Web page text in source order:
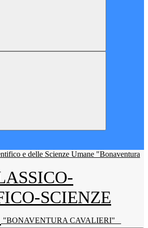
SCIENZE
"BONAVENTURA CAVALIERI"